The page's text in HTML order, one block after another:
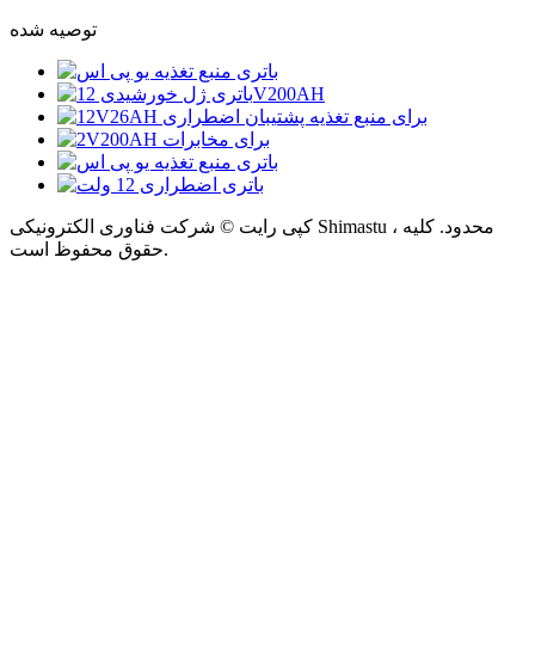
توصیه شده
کپی رایت © شرکت فناوری الکترونیکی Shimastu ، محدود. کلیه
حقوق محفوظ است.